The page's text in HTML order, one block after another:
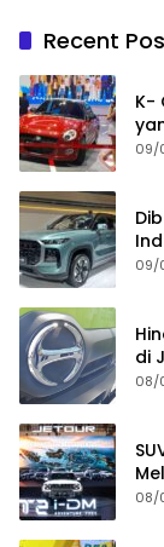
Recent
K-
09/
09/
di
08/
08/